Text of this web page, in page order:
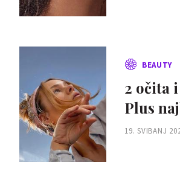
BEAUTY
2 očita
Plus
19. SVIBANJ